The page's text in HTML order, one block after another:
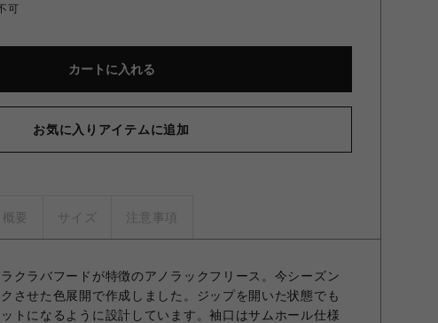
可
カートに入れる
お気に入りアイテムに追加
概要 サイズ 注意事項
クラバフードが特徴のアノラックフリース。今シーズン
させた色展開で作成しました。ジップを開いた状態でも
トになるように設計しています。袖口はサムホール仕様